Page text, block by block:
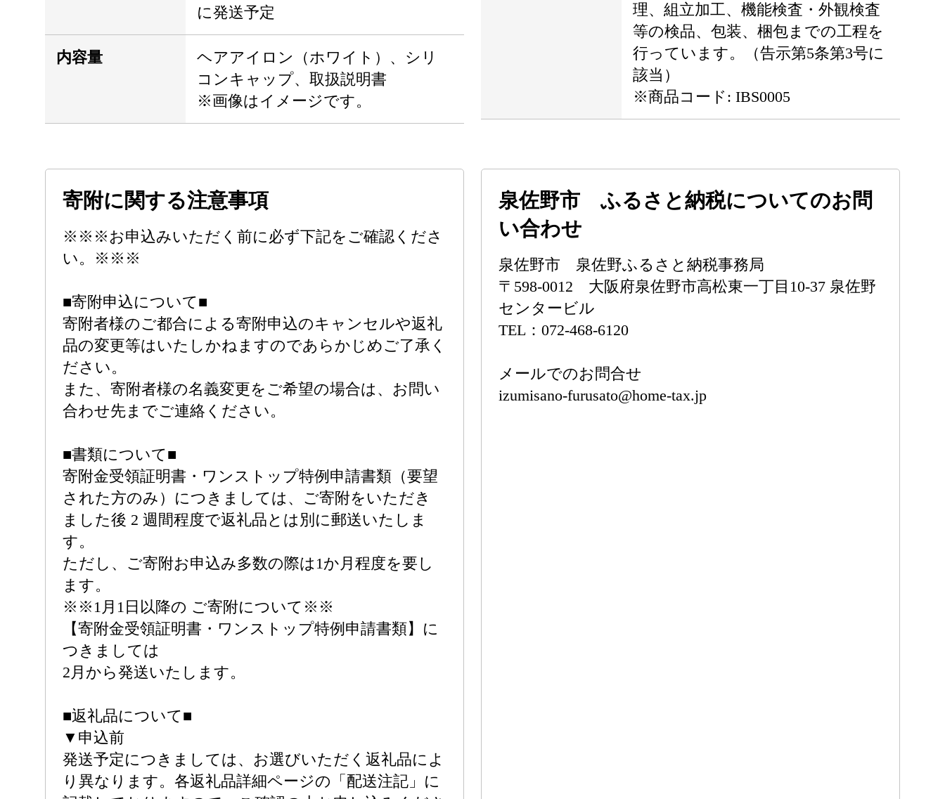
に発送予定
内容量
ヘアアイロン（ホワイト）、シリ
コンキャップ、取扱説明書
※画像はイメージです。
理、組立加工、機能検査・外観検査
等の検品、包装、梱包までの工程を
行っています。（告示第5条第3号に
該当）
※商品コード: IBS0005
寄附に関する注意事項
※※※お申込みいただく前に必ず下記をご確認くださ
い。※※※
■寄附申込について■
寄附者様のご都合による寄附申込のキャンセルや返礼
品の変更等はいたしかねますのであらかじめご了承く
ださい。
また、寄附者様の名義変更をご希望の場合は、お問い
合わせ先までご連絡ください。
■書類について■
寄附金受領証明書・ワンストップ特例申請書類（要望
された方のみ）につきましては、ご寄附をいただき
ました後 2 週間程度で返礼品とは別に郵送いたしま
す。
ただし、ご寄附お申込み多数の際は1か月程度を要し
ます。
※※1月1日以降の ご寄附について※※
【寄附金受領証明書・ワンストップ特例申請書類】に
つきましては
2月から発送いたします。
■返礼品について■
▼申込前
発送予定につきましては、お選びいただく返礼品によ
り異なります。各返礼品詳細ページの「配送注記」に
泉佐野市 ふるさと納税についてのお問
い合わせ
泉佐野市 泉佐野ふるさと納税事務局
〒598-0012 大阪府泉佐野市高松東一丁目10-37 泉佐野
センタービル
TEL：072-468-6120
メールでのお問合せ
izumisano-furusato@home-tax.jp